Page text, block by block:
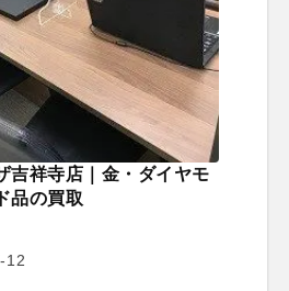
吉祥寺店｜金・ダイヤモ
品の買取
12